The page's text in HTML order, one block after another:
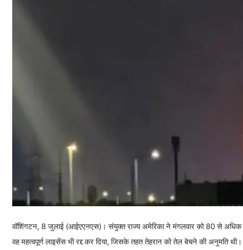
वॉशिंगटन, 8 जुलाई (आईएएनएस)। संयुक्त राज्य अमेरिका ने मंगलवार को 80 से अधिक
वह महत्वपूर्ण लाइसेंस भी रद्द कर दिया, जिसके तहत तेहरान को तेल बेचने की अनुमति